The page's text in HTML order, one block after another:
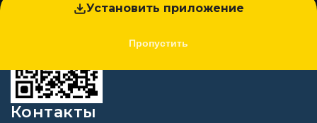
Установить приложение
Пропустить
Контакты